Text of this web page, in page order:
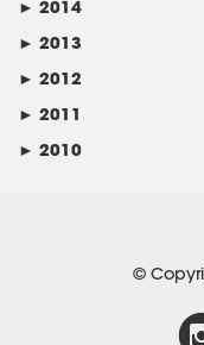
► 2014
► 2013
► 2012
► 2011
► 2010
©